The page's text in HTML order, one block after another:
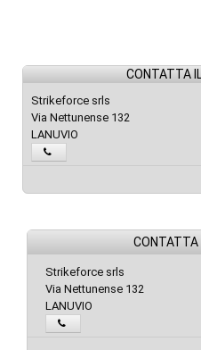
CONTATTA
Strikeforce srls
Via Nettunense 132
LANUVIO
CONTATTA
Strikeforce srls
Via Nettunense 132
LANUVIO